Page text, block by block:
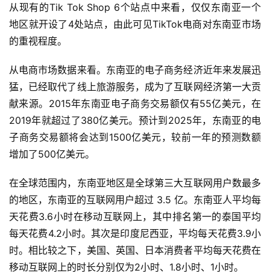
从现有的Tik Tok Shop 6个站点中来看，仅仅东南亚一个
地区就开设了4处站点，由此可见TikTok电商对东南亚市场
的重视程度。
从电商市场数据来看。东南亚的电子商务经济近年来发展迅
猛，已经取代了线上旅游服务，成为了互联网经济第一大贡
献来源。2015年东南亚电子商务交易额仅有55亿美元，在
2019年就超过了380亿美元。预计到2025年，东南亚的电
子商务交易额将会达到1500亿美元，较前一年的预测数额
增加了500亿美元。
在全球范围内，东南亚地区是全球第三大互联网用户数最多
的地区，东南亚的互联网用户超过 3.5 亿。东南亚人平均每
天花费3.6小时在移动互联网上，其中排名第一的泰国平均
每天花费4.2小时。其次是印度尼西亚，平均每天花费3.9小
时。相比较之下，美国、英国、日本消费者平均每天花费在
移动互联网上的时长分别仅为2小时、1.8小时、1小时。